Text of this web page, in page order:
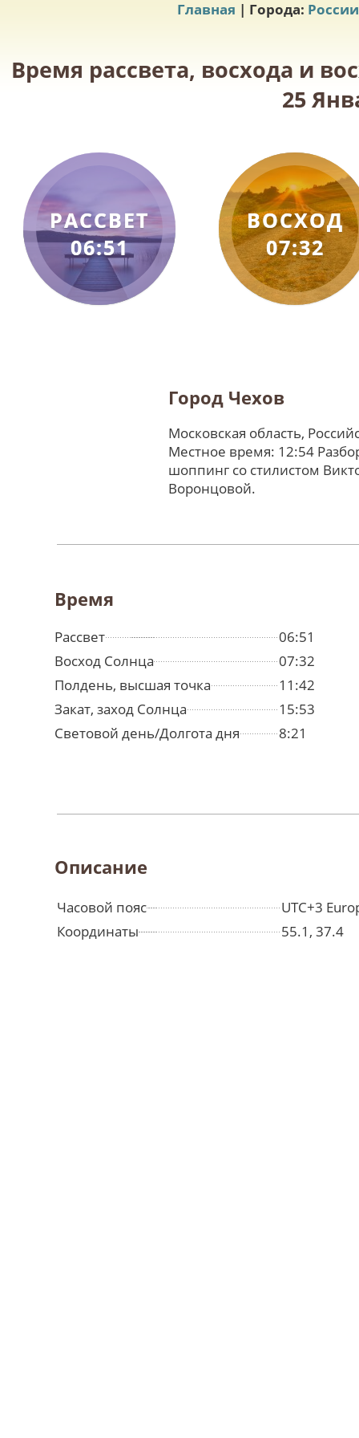
Главная | Города: России
Время рассвета, восхода и
25
РАССВЕТ
06:51
ВОСХОД
07:32
Город Чехов
Московская область,
Местное время: 12:54
шоппинг со стилистом
Воронцовой.
Время
Рассвет
06:51
Восход Солнца
07:32
Полдень, высшая точка
11:42
Закат, заход Солнца
15:53
Световой день/Долгота дня
8:21
Описание
Часовой пояс
UTC+3
Координаты
55.1, 37.4